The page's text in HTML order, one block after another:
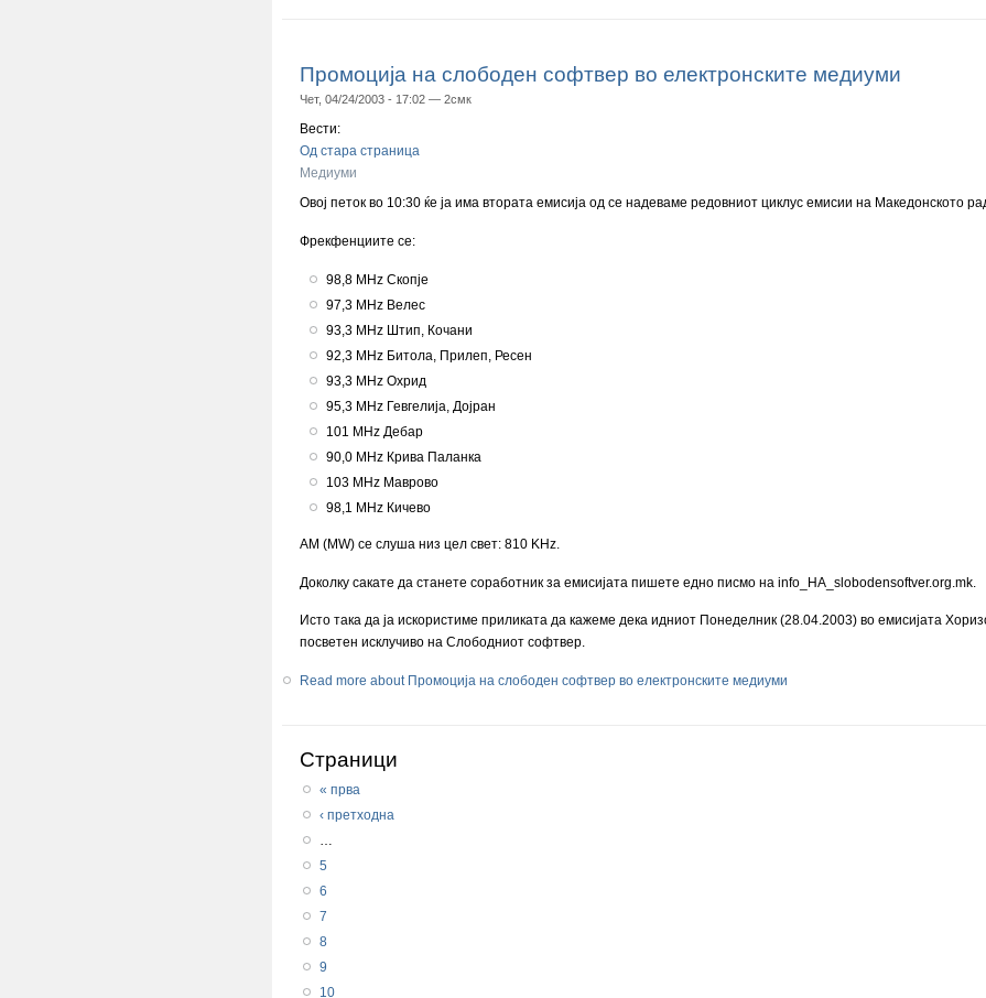
Промоција на слободен софтвер во електронските медиуми
Чет, 04/24/2003 - 17:02 — 2смк
Вести:
Од стара страница
Медиуми
Овој петок во 10:30 ќе ја има втората емисија од се надеваме редовниот циклус емисии на Македонското
Фрекфенциите се:
98,8 MHz Скопје
97,3 MHz Велес
93,3 MHz Штип, Кочани
92,3 MHz Битола, Прилеп, Ресен
93,3 MHz Охрид
95,3 MHz Гевгелија, Дојран
101 MHz Дебар
90,0 MHz Крива Паланка
103 MHz Маврово
98,1 MHz Кичево
АМ (MW) се слуша низ цел свет: 810 KHz.
Доколку сакате да станете соработник за емисијата пишeте едно писмо нa info_НА_slobodensoftver.org.mk.
Исто така да ја искористиме приликата да кажеме дека идниот Понеделник (28.04.2003) во емисијата
посветен исклучиво на Слободниот софтвер.
Read more about Промоција на слободен софтвер во електронските медиуми
Страници
« прва
‹ претходна
5
6
7
8
9
10